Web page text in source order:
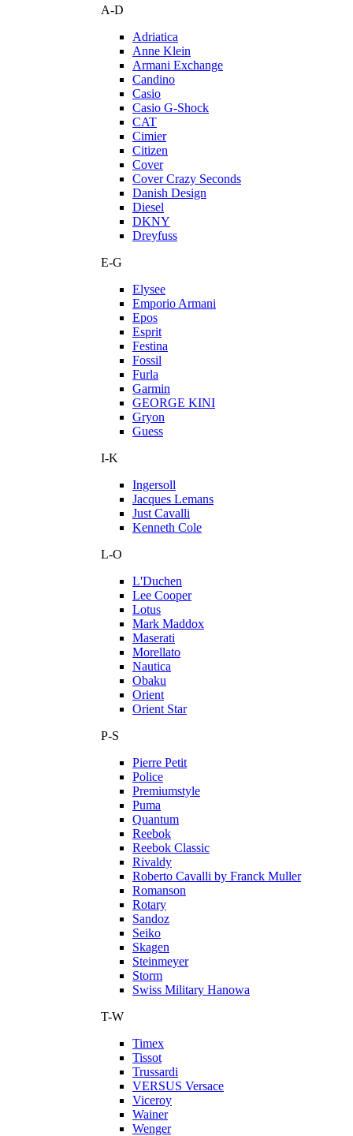
A-D
Adriatica
Anne Klein
Armani Exchange
Candino
Casio
Casio G-Shock
CAT
Cimier
Citizen
Cover
Cover Crazy Seconds
Danish Design
Diesel
DKNY
Dreyfuss
E-G
Elysee
Emporio Armani
Epos
Esprit
Festina
Fossil
Furla
Garmin
GEORGE KINI
Gryon
Guess
I-K
Ingersoll
Jacques Lemans
Just Cavalli
Kenneth Cole
L-O
L'Duchen
Lee Cooper
Lotus
Mark Maddox
Maserati
Morellato
Nautica
Obaku
Orient
Orient Star
P-S
Pierre Petit
Police
Premiumstyle
Puma
Quantum
Reebok
Reebok Classic
Rivaldy
Roberto Cavalli by Franck Muller
Romanson
Rotary
Sandoz
Seiko
Skagen
Steinmeyer
Storm
Swiss Military Hanowa
T-W
Timex
Tissot
Trussardi
VERSUS Versace
Viceroy
Wainer
Wenger